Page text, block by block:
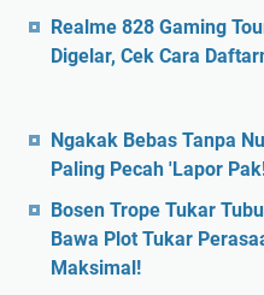
Realme 828 Gaming
Digelar, Cek Cara
Ngakak Bebas Tanpa
Paling Pecah 'Lapor
Bosen Trope Tukar
Bawa Plot Tukar
Maksimal!